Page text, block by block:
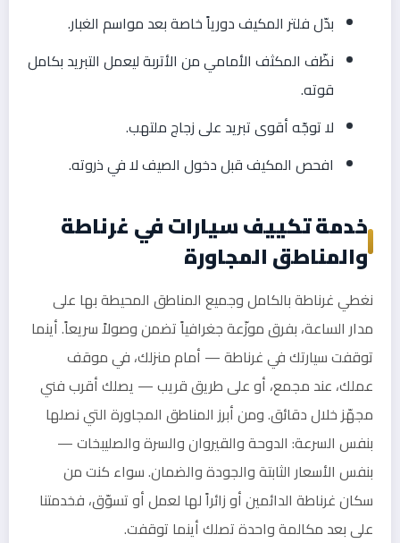
بدّل فلتر المكيف دورياً خاصة بعد مواسم الغبار.
نظّف المكثف الأمامي من الأتربة ليعمل التبريد بكامل
قوته.
لا توجّه أقوى تبريد على زجاج ملتهب.
افحص المكيف قبل دخول الصيف لا في ذروته.
خدمة تكييف سيارات في غرناطة
والمناطق المجاورة
نغطي غرناطة بالكامل وجميع المناطق المحيطة بها على
مدار الساعة، بفرق موزّعة جغرافياً تضمن وصولاً سريعاً. أينما
توقفت سيارتك في غرناطة — أمام منزلك، في موقف
عملك، عند مجمع، أو على طريق قريب — يصلك أقرب فني
مجهّز خلال دقائق. ومن أبرز المناطق المجاورة التي نصلها
بنفس السرعة: الدوحة والقيروان والسرة والصليبخات —
بنفس الأسعار الثابتة والجودة والضمان. سواء كنت من
سكان غرناطة الدائمين أو زائراً لها لعمل أو تسوّق، فخدمتنا
على بعد مكالمة واحدة تصلك أينما توقفت.